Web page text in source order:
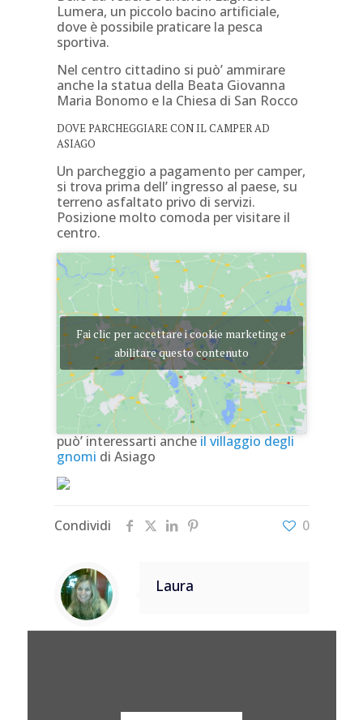
Lumera, un piccolo bacino artificiale,
dove è possibile praticare la pesca
sportiva.
Nel centro cittadino si può’ ammirare
anche la statua della Beata Giovanna
Maria Bonomo e la Chiesa di San Rocco
DOVE PARCHEGGIARE CON IL CAMPER AD
ASIAGO
Un parcheggio a pagamento per camper,
si trova prima dell’ ingresso al paese, su
terreno asfaltato privo di servizi.
Posizione molto comoda per visitare il
centro.
Fai clic per accettare i cookie marketing e
abilitare questo contenuto
può’ interessarti ancheil villaggio degli
gnomi di Asiago
Condividi 0
Laura